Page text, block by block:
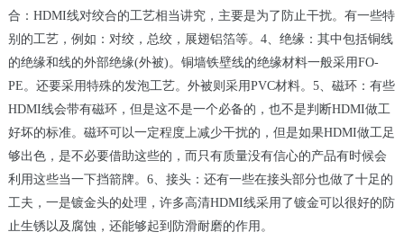
合： HDMI线对绞合的工艺相当讲究，主要是为了防止干扰。有一些特
别的工艺，例如：对绞，总绞，展翅铝箔等。 4、绝缘：其中包括铜线
的绝缘和线的外部绝缘(外被) 。铜墙铁壁线的绝缘材料一般采用FO-
PE 。还要采用特殊的发泡工艺。外被则采用PVC材料。 5、磁环：有些
HDMI线会带有磁环，但是这不是一个必备的，也不是判断HDMI做工
好坏的标准。磁环可以一定程度上减少干扰的，但是如果HDMI做工足
够出色，是不必要借助这些的，而只有质量没有信心的产品有时候会
利用这些当一下挡箭牌。 6、接头：还有一些在接头部分也做了十足的
工夫，一是镀金头的处理，许多高清HDMI线采用了镀金可以很好的防
止生锈以及腐蚀，还能够起到防滑耐磨的作用。